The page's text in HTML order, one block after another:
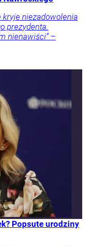
kryje niezadowolenia
prezydenta.
nienawiści” –
Popsute urodziny